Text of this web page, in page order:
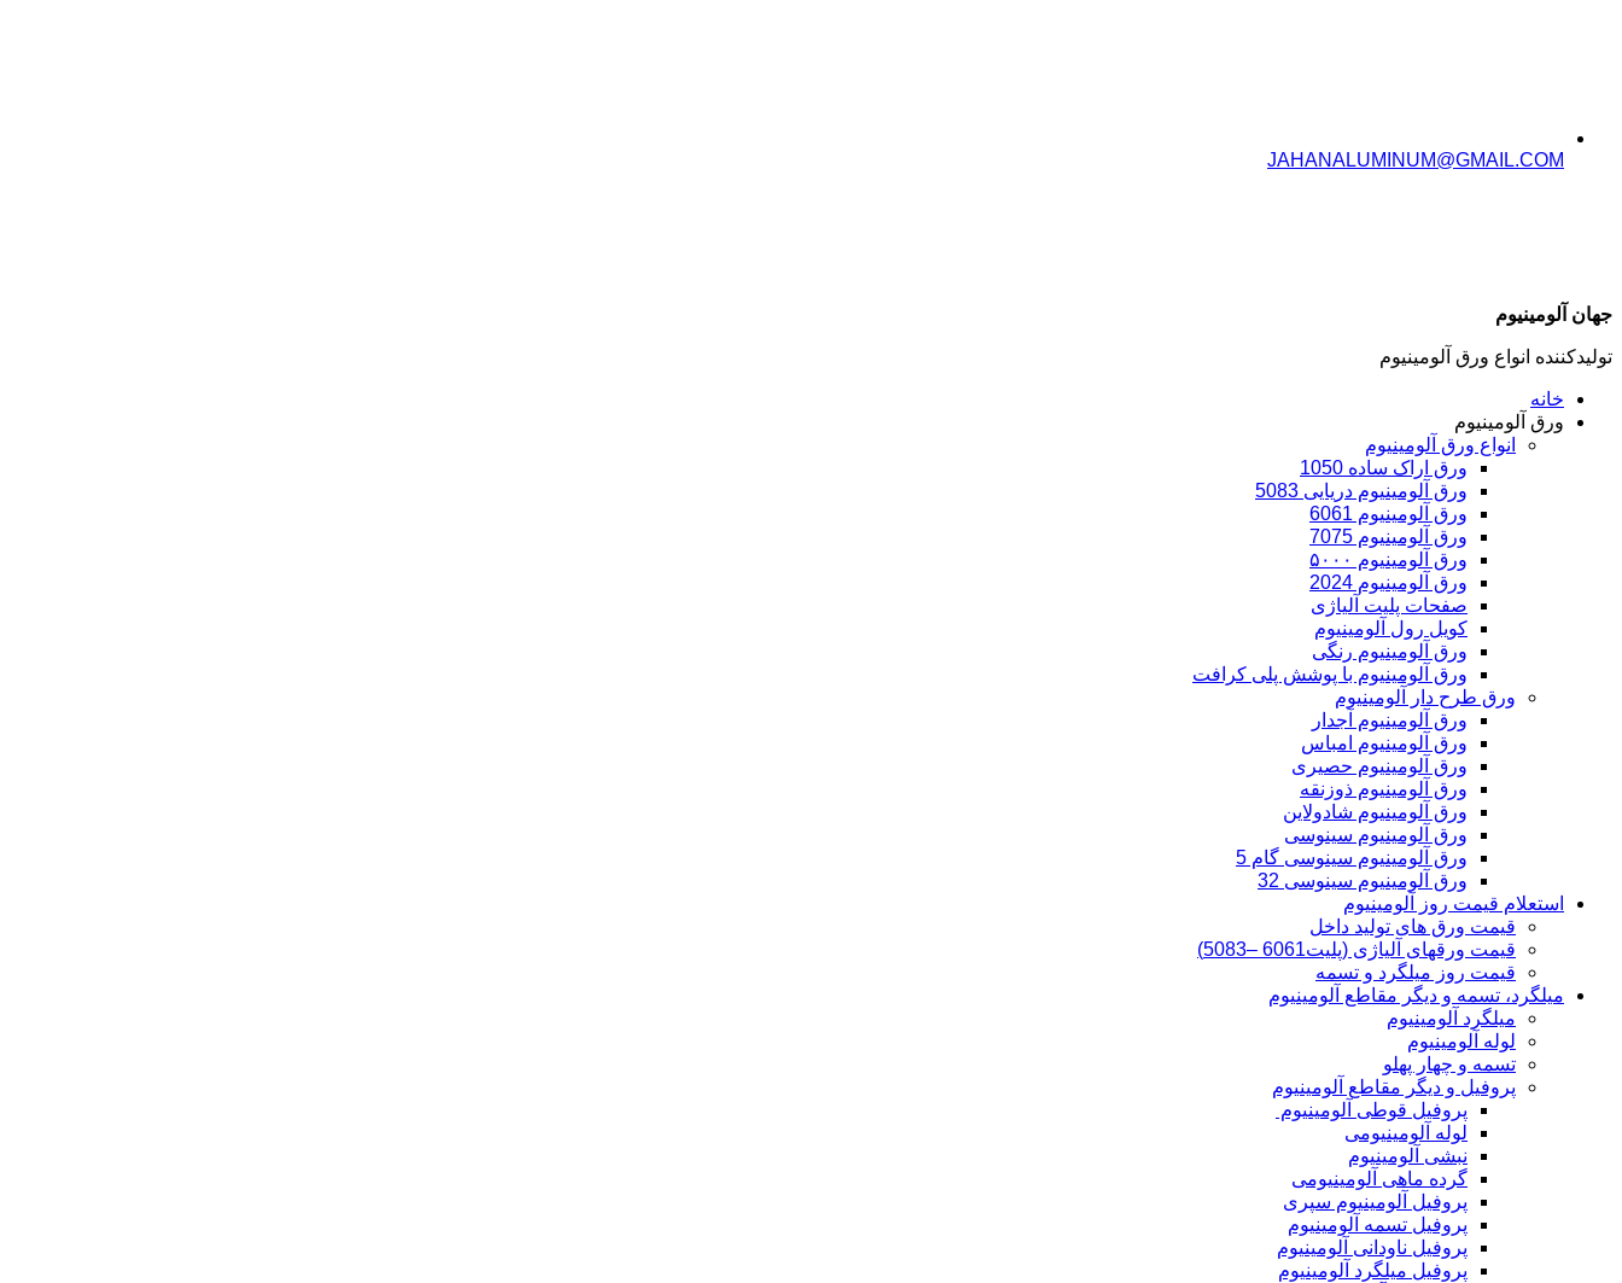
JAHANALUMINUM@GMAIL.COM
جهان آلومینیوم
تولیدکننده انواع ورق آلومینیوم
خانه
ورق آلومینیوم
انواع ورق آلومینیوم
ورق اراک ساده 1050
ورق آلومینیوم دریایی 5083
ورق آلومینیوم 6061
ورق آلومینیوم 7075
ورق آلومینیوم ۵۰۰۰
ورق آلومینیوم 2024
صفحات پلیت آلیاژی
کویل رول آلومینیوم
ورق‌ آلومینیوم رنگی
ورق آلومینیوم با پوشش پلی کرافت
ورق طرح دار آلومینیوم
ورق آلومینیوم آجدار
ورق آلومینیوم امباس
ورق آلومینیوم حصیری
ورق آلومینیوم ذوزنقه
ورق آلومینیوم شادولاین
ورق آلومینیوم سینوسی
ورق آلومینیوم سینوسی گام 5
ورق آلومینیوم سینوسی 32
استعلام قیمت روز آلومینیوم
قیمت ورق های تولید داخل
قیمت ورقهای آلیاژی (پلیت6061 –5083)
قیمت روز میلگرد و تسمه
میلگرد، تسمه و دیگر مقاطع آلومینیوم
میلگرد آلومینیوم
لوله آلومینیوم
تسمه و چهار پهلو
پروفیل و دیگر مقاطع آلومینیوم
پروفیل قوطی آلومینیوم
لوله آلومینیومی
نبشی آلومینیوم
گرده ماهی آلومینیومی
پروفیل آلومینیوم سپری
پروفیل تسمه آلومینیوم
پروفیل ناودانی آلومینیوم
پروفیل میلگرد آلومینیوم